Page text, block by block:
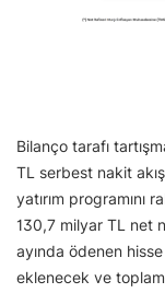
Bilanço tarafı
TL serbest nakit
yatırım programını
130,7 milyar TL net
ayında ödenen
eklenecek ve toplam